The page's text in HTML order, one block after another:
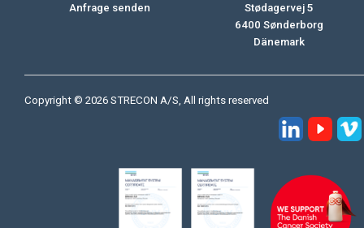
Anfrage senden
Stødagervej 5
6400 Sønderborg
Dänemark
Copyright © 2026 STRECON A/S, All rights reserved